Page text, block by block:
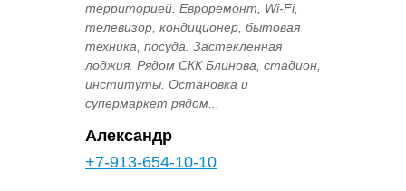
территорией. Евроремонт, Wi-Fi,
телевизор, кондиционер, бытовая
техника, посуда. Застекленная
лоджия. Рядом СКК Блинова, стадион,
институты. Остановка и
супермаркет рядом...
Александр
+7-913-654-10-10